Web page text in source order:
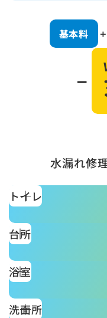
基本料 ＋
－
水漏れ修
トイレ
台所
浴室
洗面所